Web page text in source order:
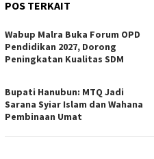
POS TERKAIT
Wabup Malra Buka Forum OPD
Pendidikan 2027, Dorong
Peningkatan Kualitas SDM
Bupati Hanubun: MTQ Jadi
Sarana Syiar Islam dan Wahana
Pembinaan Umat